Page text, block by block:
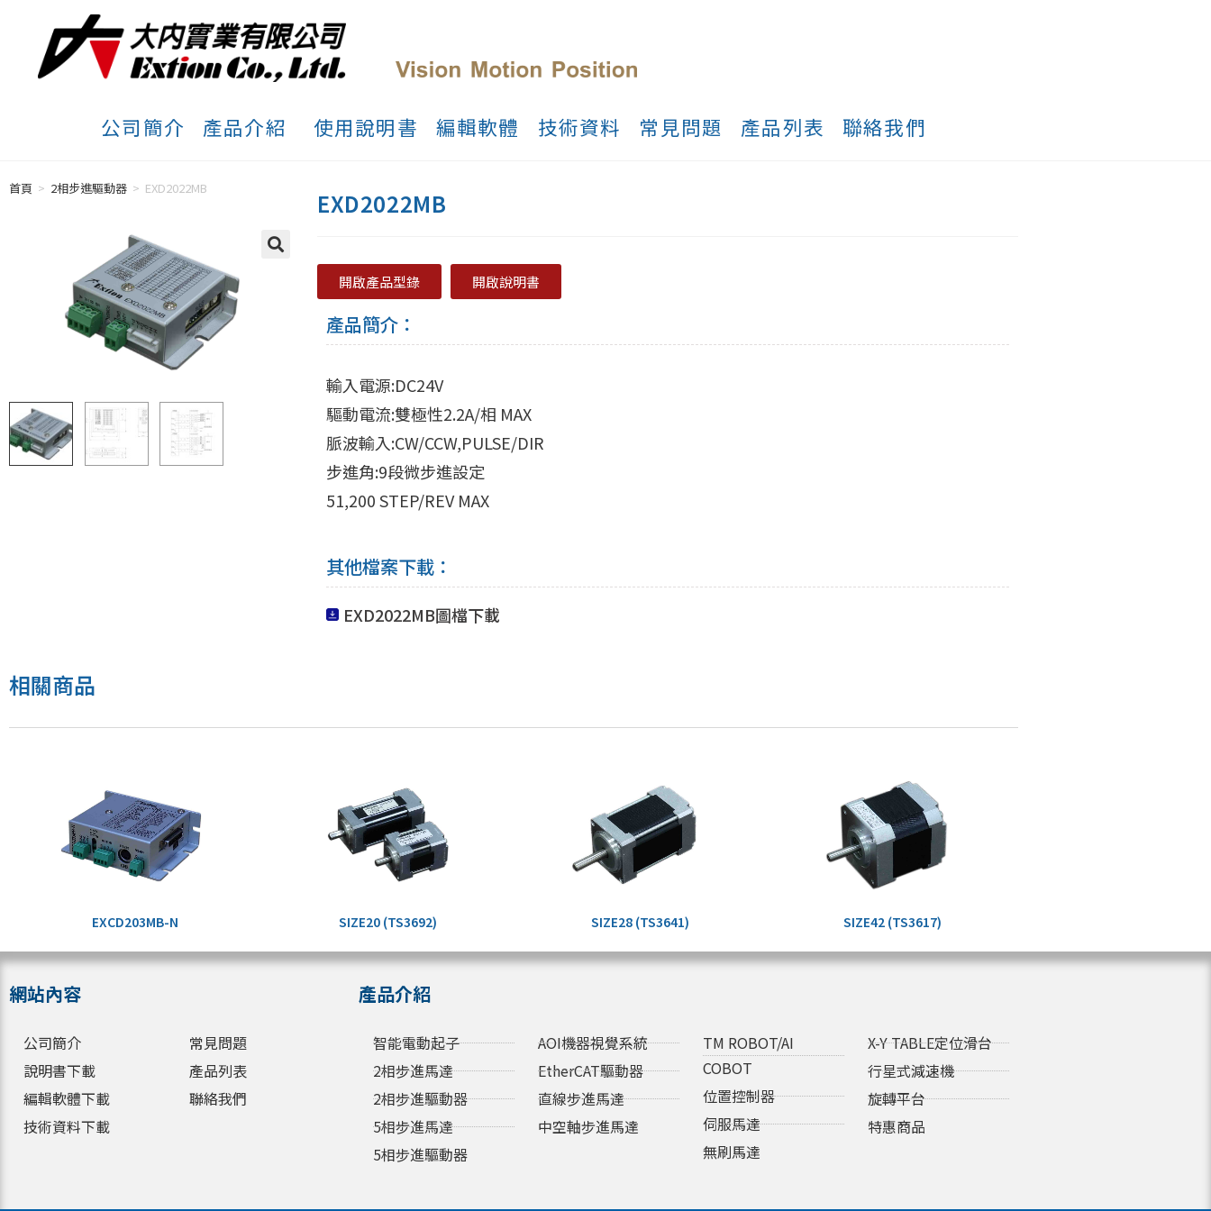
公司簡介 產品介紹 使用說明書 編輯軟體 技術資料 常見問題 產品列表 聯絡我們
首頁 > 2相步進驅動器 > EXD2022MB EXD2022MB
開啟產品型錄 開啟說明書
產品簡介：
輸入電源:DC24V
驅動電流:雙極性2.2A/相 MAX
脈波輸入:CW/CCW,PULSE/DIR
步進角:9段微步進設定
51,200 STEP/REV MAX
其他檔案下載：
EXD2022MB圖檔下載
相關商品
EXCD203MB-N SIZE20 (TS3692) SIZE28 (TS3641) SIZE42 (TS3617)
網站內容
公司簡介
說明書下載
編輯軟體下載
技術資料下載
常見問題
產品列表
聯絡我們
產品介紹
智能電動起子
2相步進馬達
2相步進驅動器
5相步進馬達
5相步進驅動器
AOI機器視覺系統
EtherCAT驅動器
直線步進馬達
中空軸步進馬達
TM ROBOT/AI
COBOT
位置控制器
伺服馬達
無刷馬達
X-Y TABLE定位滑台
行星式減速機
旋轉平台
特惠商品